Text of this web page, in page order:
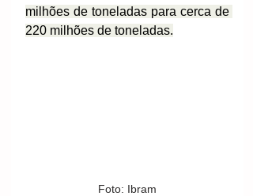
milhões de toneladas para cerca de
220 milhões de toneladas.
Foto: Ibram